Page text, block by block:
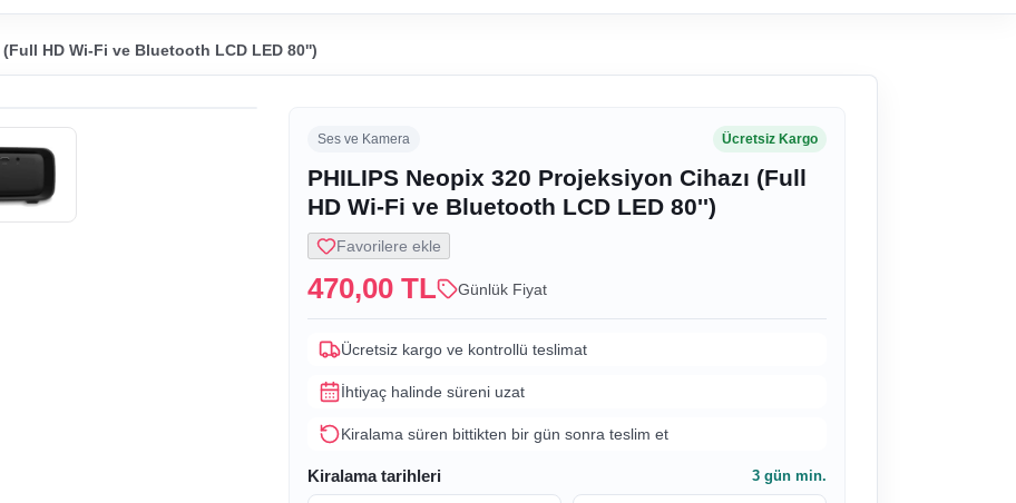
HD Wi-Fi ve Bluetooth LCD LED 80'')
Ses ve Kamera Ücretsiz Kargo
PHILIPS Neopix 320 Projeksiyon Cihazı (Full
HD Wi-Fi ve Bluetooth LCD LED 80'')
Favorilere ekle
470,00 TL Günlük Fiyat
Ücretsiz kargo ve kontrollü teslimat
İhtiyaç halinde süreni uzat
Kiralama süren bittikten bir gün sonra teslim et
Kiralama tarihleri 3 gün min.